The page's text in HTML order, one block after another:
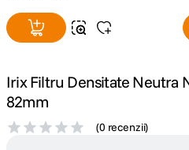
Irix Filtru Densitate Neutra
82mm
(0 recenzii)